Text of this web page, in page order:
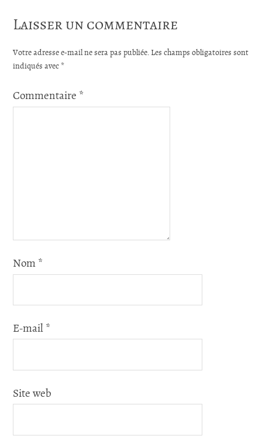
Laisser un commentaire
Votre adresse e-mail ne sera pas publiée. Les champs obligatoires sont
indiqués avec *
Commentaire *
Nom *
E-mail *
Site web